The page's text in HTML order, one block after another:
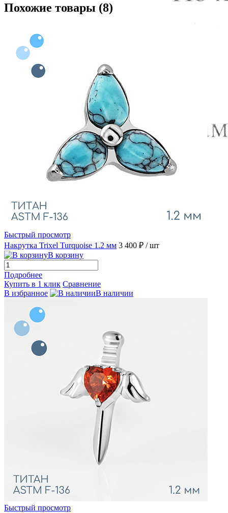
Похожие товары (8)
Быстрый просмотр
Накрутка Trixel Turquoise 1.2 мм 3 400 ₽ / шт
В корзину
Подробнее
Купить в 1 клик Сравнение
В избранное
В наличии
Быстрый просмотр